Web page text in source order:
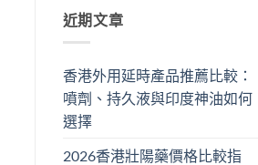
近期文章
香港外用延時產品推薦比較：
噴劑、持久液與印度神油如何
選擇
2026香港壯陽藥價格比較指